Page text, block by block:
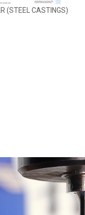
LR (STEEL CASTINGS)